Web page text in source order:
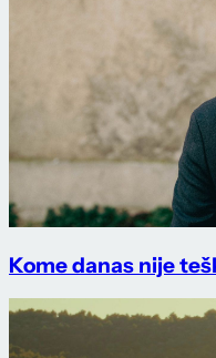
Kome danas nije